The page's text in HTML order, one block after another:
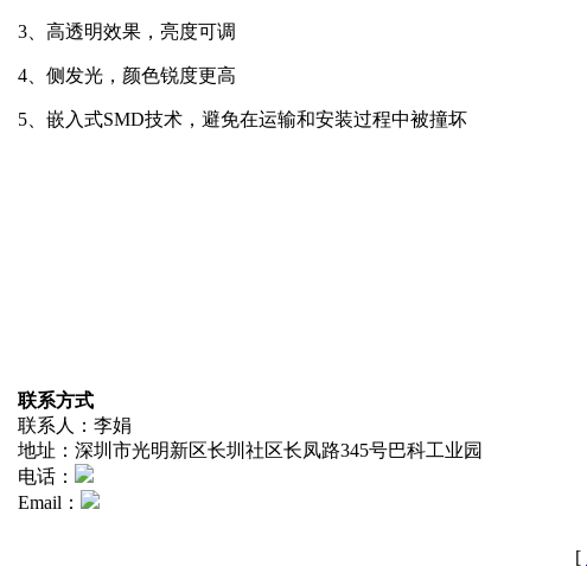
3、高透明效果，亮度可调
4、侧发光，颜色锐度更高
5、嵌入式SMD技术，避免在运输和安装过程中被撞坏
联系方式
联系人：李娟
地址：深圳市光明新区长圳社区长凤路345号巴科工业园
电话：
Email：
[